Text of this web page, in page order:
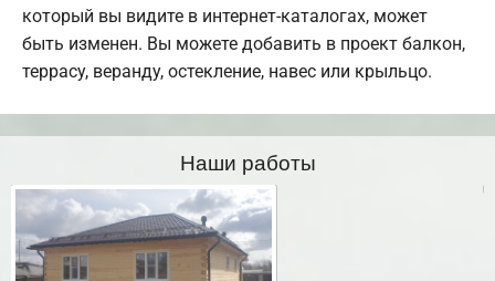
который вы видите в интернет-каталогах, может
быть изменен. Вы можете добавить в проект балкон,
террасу, веранду, остекление, навес или крыльцо.
Наши работы